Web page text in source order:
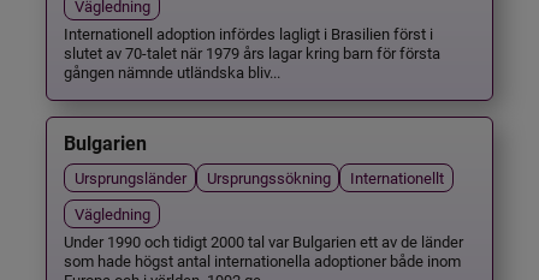
Vägledning
Internationell adoption infördes lagligt i Brasilien först i
slutet av 70-talet när 1979 års lagar kring barn för första
gången nämnde utländska bliv...
Bulgarien
Ursprungsländer Ursprungssökning
Internationellt
Vägledning
Under 1990 och tidigt 2000 tal var Bulgarien ett av de länder
som hade högst antal internationella adoptioner både inom